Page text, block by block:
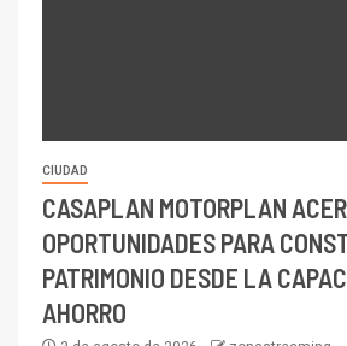
CIUDAD
CASAPLAN MOTORPLAN
OPORTUNIDADES PARA
PATRIMONIO DESDE LA
AHORRO